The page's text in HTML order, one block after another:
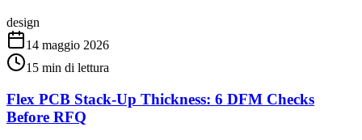
design
14 maggio 2026
15 min di lettura
Flex PCB Stack-Up Thickness: 6 DFM Checks
Before RFQ